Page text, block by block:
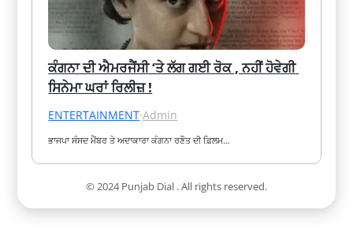
ਕੰਗਨਾ ਦੀ ਐਮਰਜੈਂਸੀ ‘ਤੇ ਲੱਗ ਗਈ ਰੋਕ , ਨਹੀਂ ਹੋਵੇਗੀ
ਸਿਨੇਮਾ ਘਰਾਂ ਰਿਲੀਜ਼ !
ENTERTAINMENT·Admin
ਭਾਜਪਾ ਸੰਸਦ ਮੈਂਬਰ ਤੇ ਅਦਾਕਾਰਾ ਕੰਗਨਾ ਰਣੌਤ ਦੀ ਫ਼ਿਲਮ…
© 2024 Punjab Dial . All rights reserved.